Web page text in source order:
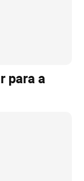
para a